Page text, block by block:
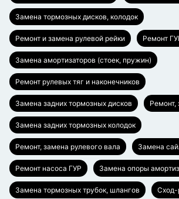
Замена тормозных дисков, колодок
Ремонт и замена рулевой рейки Ремонт
Замена амортизаторов (стоек, пружин)
Ремонт рулевых тяг и наконечников
Замена задних тормозных дисков Ремонт,
Замена задних тормозных колодок
Ремонт, замена рулевого вала Замена
Ремонт насоса ГУР Замена опоры
Замена тормозных трубок, шлангов Сход-